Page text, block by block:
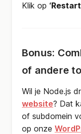
Klik op
Bonus:
of andere
Wil je Node.js
website? Dat
of subdomein
op onze